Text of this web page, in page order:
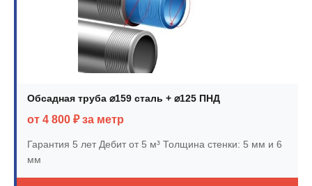
Обсадная труба ⌀159 сталь + ⌀125 ПНД
от 4 800 ₽ за метр
Гарантия 5 летДебит от 5 м³ Толщина стенки: 5 мм и 6
мм